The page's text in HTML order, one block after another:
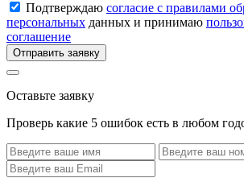
Подтверждаю согласие с правилами
персональных данных и принимаю
соглашение
Отправить заявку
Оставьте заявку
Проверь какие 5 ошибок есть в любом